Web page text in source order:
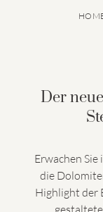
Der
Erwachen
die
Highlight der